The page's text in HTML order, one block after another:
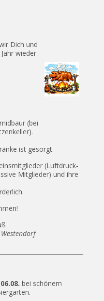
Dich und
wieder
(bei
ist gesorgt.
(Luftdruck-
Mitglieder) und ihre
06.08. bei schönem